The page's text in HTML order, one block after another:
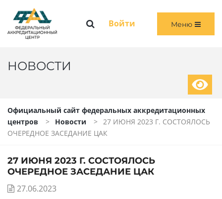
Войти Меню
НОВОСТИ
Официальный сайт федеральных аккредитационных
центров
Новости
27 ИЮНЯ 2023 Г. СОСТОЯЛОСЬ
ОЧЕРЕДНОЕ ЗАСЕДАНИЕ ЦАК
27 ИЮНЯ 2023 Г. СОСТОЯЛОСЬ
ОЧЕРЕДНОЕ ЗАСЕДАНИЕ ЦАК
27.06.2023
ГЛАВНАЯ
ОБЩАЯ ИНФОРМАЦИЯ
ПЕРИОДИЧЕСКАЯ АККРЕДИТАЦИЯ
ВОЙТИ